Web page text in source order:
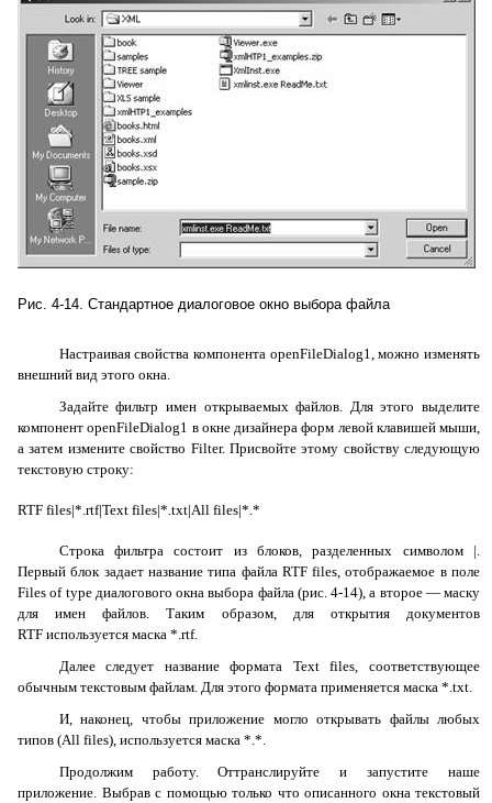
Рис. 4-14. Стандартное диалоговое окно выбора файла
Настраивая свойства компонента openFileDialog1 , можно изменять
внешний вид этого окна.
Задайте фильтр имен открываемых файлов. Для этого выделите
компонентopenFileDialog1 в окне дизайнера форм левой клавишей мыши,
а затем измените свойство Filter. Присвойте этому свойству следующую
текстовую строку:
RTF files|*. rtf|Text files|*. txt|All files|*.*
Строка фильтра состоит из блоков, разделенных символом |.
Первый блок задает название типа файла RTF files , отображаемое в поле
Files of typeдиалогового окна выбора файла (рис. 4-14), а второе — маску
для имен файлов. Таким образом, для открытия документов
RTF используется маска *. rtf.
Далее следует название формата Text files , соответствующее
обычным текстовым файлам. Для этого формата применяется маска *. txt
И, наконец, чтобы приложение могло открывать файлы любых
типов (All files), используется маска *.*.
Продолжим работу. Оттранслируйте и запустите наше
приложение. Выбрав с помощью только что описанного окна текстовый